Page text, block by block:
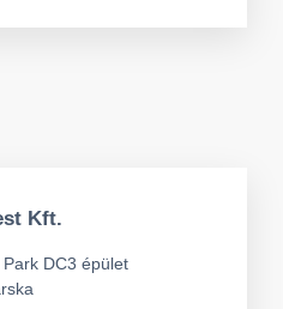
Kft.
DC3 épület